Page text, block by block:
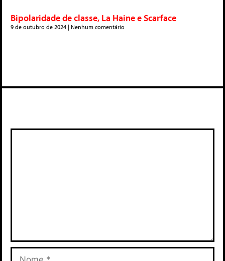
Bipolaridade de classe, La Haine e Scarface
9 de outubro de 2024 Nenhum comentário